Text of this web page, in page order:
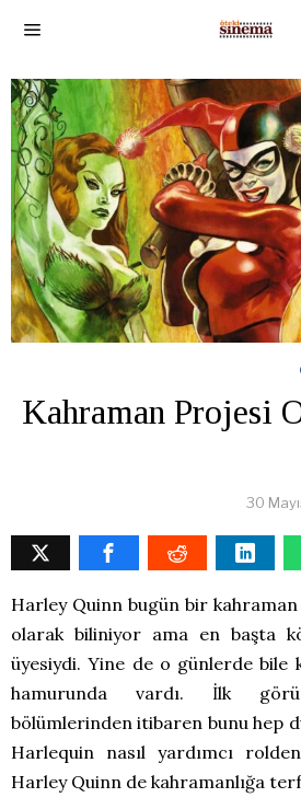
Kahraman Projesi
30
Harley Quinn bugün bir
olarak biliniyor ama en başta
üyesiydi. Yine de o günlerde bile
hamurunda vardı. İlk
bölümlerinden itibaren bunu hep
Harlequin nasıl yardımcı
Harley Quinn de kahramanlığa